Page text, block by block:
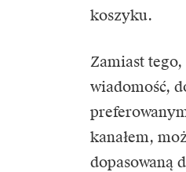
koszyku.
Zamiast
wiadomość,
kanałem,
dopasowaną